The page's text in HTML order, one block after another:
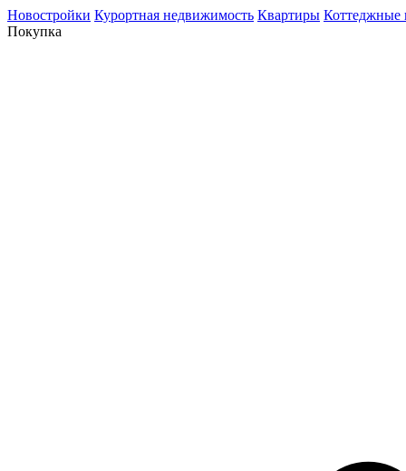
Новостройки Курортная недвижимость Квартиры Коттеджные
Покупка